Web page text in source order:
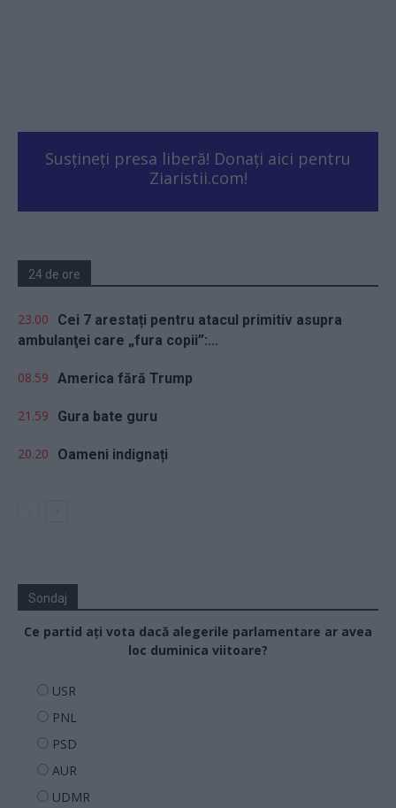
Susțineți presa liberă! Donați aici pentru
Ziaristii.com!
24 de ore
23.00
Cei 7 arestați pentru atacul primitiv asupra
ambulanţei care „fura copii”:...
08.59 America fără Trump
21.59 Gura bate guru
20.20 Oameni indignați
Sondaj
Ce partid ați vota dacă alegerile parlamentare ar avea
loc duminica viitoare?
USR
PNL
PSD
AUR
UDMR